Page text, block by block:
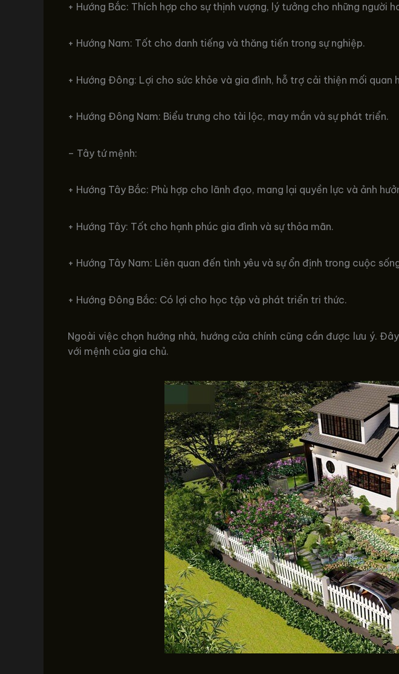
+ Hướng Bắc: Thích hợp cho sự thịnh vượng, lý tưởng cho những người
+ Hướng Nam: Tốt cho danh tiếng và thăng tiến trong sự nghiệp.
+ Hướng Đông: Lợi cho sức khỏe và gia đình, hỗ trợ cải thiện mối quan
+ Hướng Đông Nam: Biểu trưng cho tài lộc, may mắn và sự phát triển.
– Tây tứ mệnh:
+ Hướng Tây Bắc: Phù hợp cho lãnh đạo, mang lại quyền lực và ảnh
+ Hướng Tây: Tốt cho hạnh phúc gia đình và sự thỏa mãn.
+ Hướng Tây Nam: Liên quan đến tình yêu và sự ổn định trong cuộc
+ Hướng Đông Bắc: Có lợi cho học tập và phát triển tri thức.
Ngoài việc chọn hướng nhà, hướng cửa chính cũng cần được lưu ý.
với mệnh của gia chủ.